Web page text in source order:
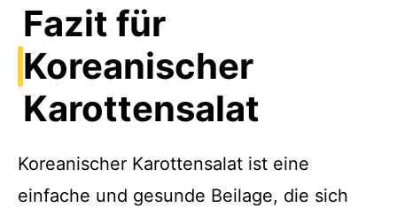
Fazit für
Koreanischer
Karottensalat
Koreanischer Karottensalat ist eine
einfache und gesunde Beilage, die sich